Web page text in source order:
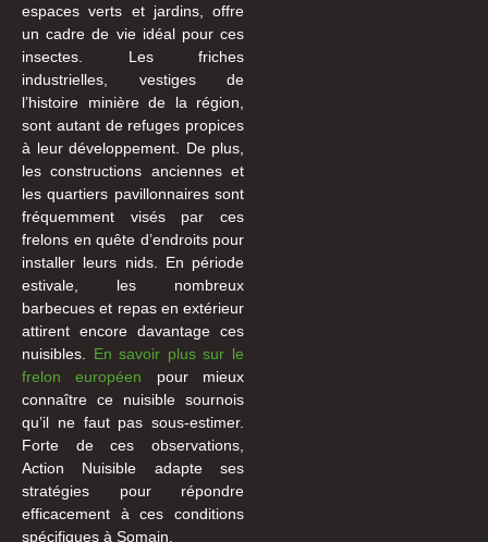
espaces verts et jardins, offre
un cadre de vie idéal pour ces
insectes. Les friches
industrielles, vestiges de
l’histoire minière de la région,
sont autant de refuges propices
à leur développement. De plus,
les constructions anciennes et
les quartiers pavillonnaires sont
fréquemment visés par ces
frelons en quête d’endroits pour
installer leurs nids. En période
estivale, les nombreux
barbecues et repas en extérieur
attirent encore davantage ces
nuisibles. En savoir plus sur le
frelon européen pour mieux
connaître ce nuisible sournois
qu’il ne faut pas sous-estimer.
Forte de ces observations,
Action Nuisible adapte ses
stratégies pour répondre
efficacement à ces conditions
spécifiques à Somain.